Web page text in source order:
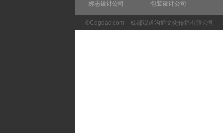
标志设计公司
包装设计公司
©Cdgdad.com 成都观道沟通文化传播有限公司